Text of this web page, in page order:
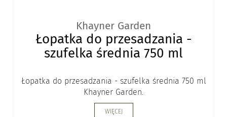
Khayner Garden
Łopatka do przesadzania -
szufelka średnia 750 ml
Łopatka do przesadzania - szufelka średnia 750 ml
Khayner Garden.
WIĘCEJ